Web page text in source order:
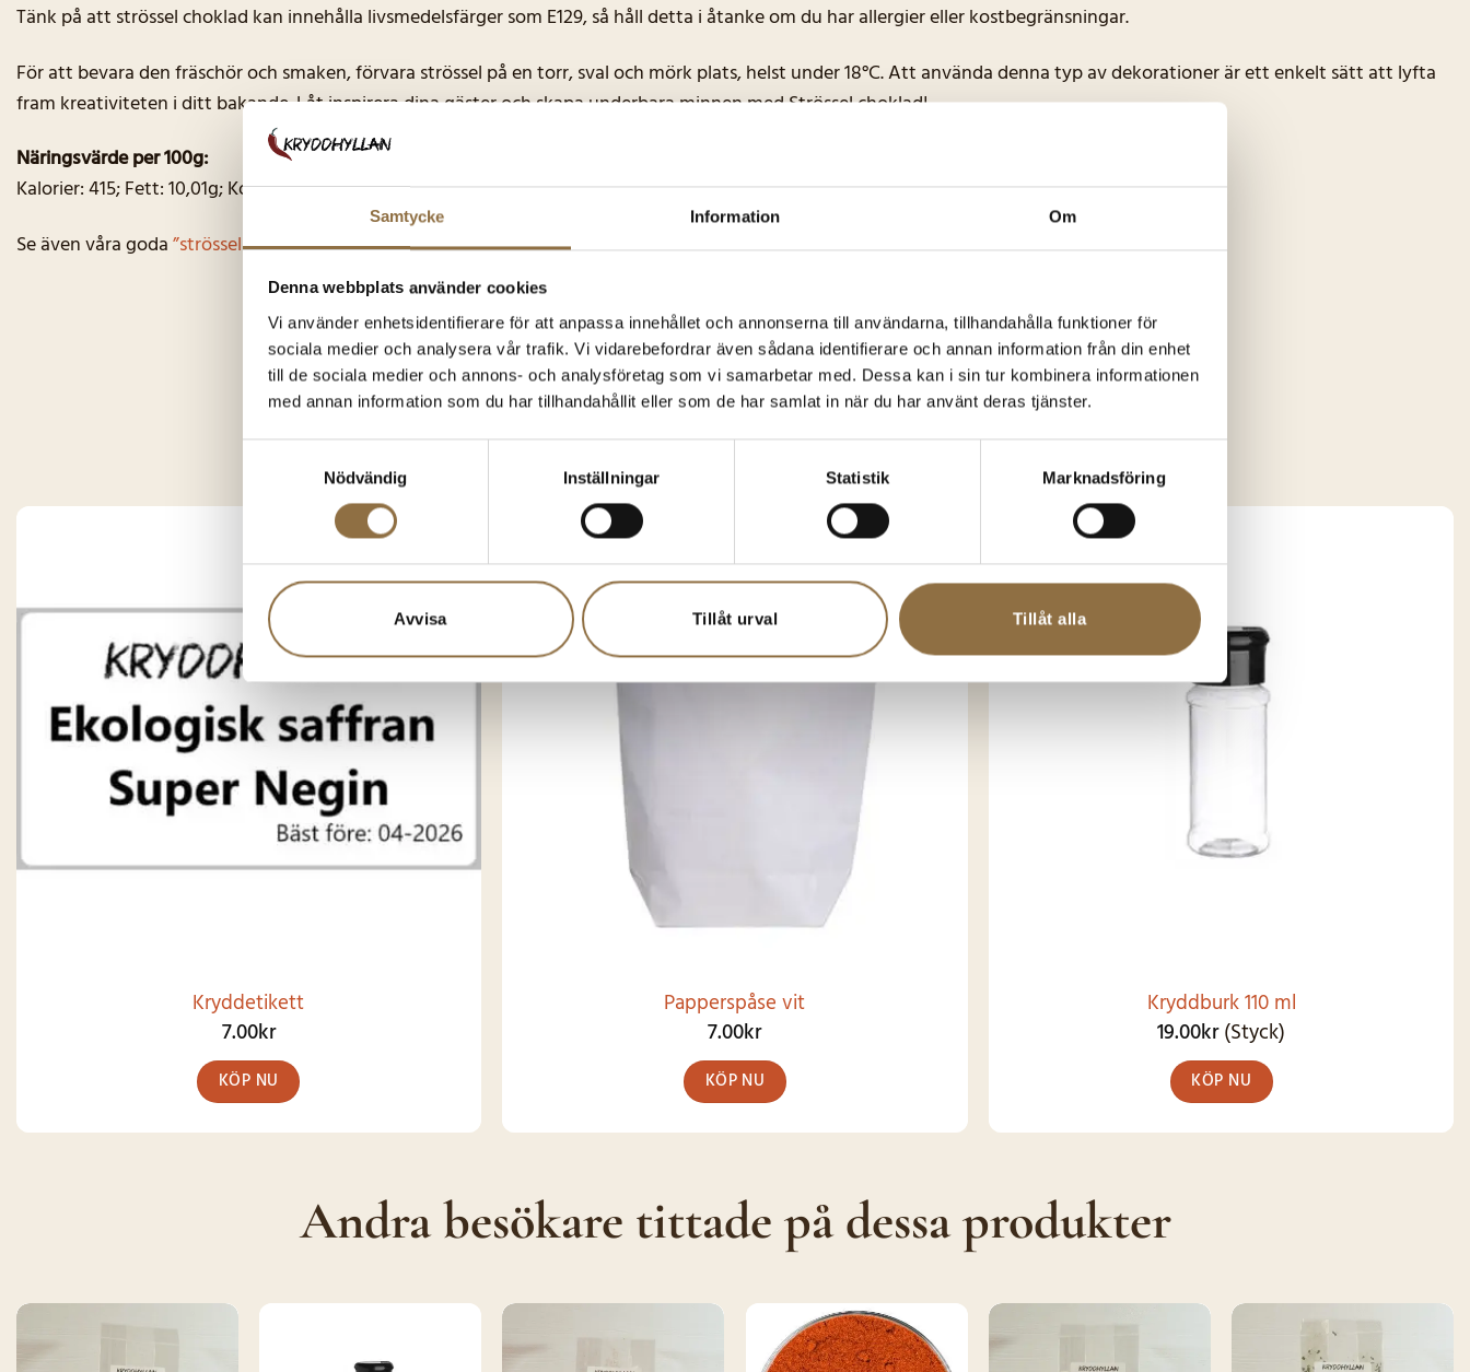
Samtycke Information Om
Denna webbplats använder cookies
Vi använder enhetsidentifierare för att anpassa innehållet och annonserna till användarna, tillhandahålla funktioner för
sociala medier och analysera vår trafik. Vi vidarebefordrar även sådana identifierare och annan information från din enhet
till de sociala medier och annons- och analysföretag som vi samarbetar med. Dessa kan i sin tur kombinera informationen
med annan information som du har tillhandahållit eller som de har samlat in när du har använt deras tjänster.
Nödvändig
Inställningar Statistik Marknadsföring
Avvisa Tillåt urval Tillåt alla
Tänk på att strössel choklad kan innehålla livsmedelsfärger som E129, så håll detta i åtanke om du har allergier eller kostbegränsningar.
För att bevara den fräschör och smaken, förvara strössel på en torr, sval och mörk plats, helst under 18°C. Att använda denna typ av dekorationer är ett enkelt sätt att lyfta
fram kreativiteten i ditt bakande. Låt inspirera dina gäster och skapa underbara minnen med Strössel choklad!
Näringsvärde per 100g:
Kalorier: 415; Fett: 10,01g; Kolhydrater: 86,1g; Socker: 55,4g; Protein: 0,2g.
Se även våra goda”strössel Tutti-frutti”
Du kanske gillar någon av dessa?
Kryddetikett
7.00kr
KÖP NU
Papperspåse vit
7.00kr
KÖP NU
har
flera
De
olika
Kryddburk 110 ml
19.00kr(Styck)
KÖP NU
Andra besökare tittade på dessa produkter
SNART I